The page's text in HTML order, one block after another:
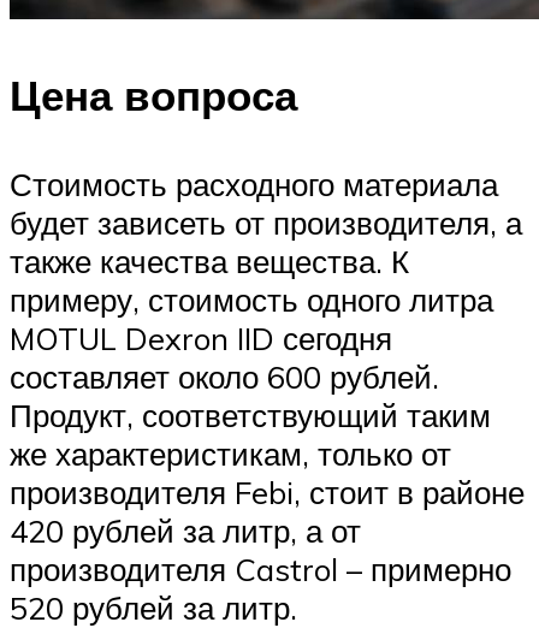
Цена вопроса
Стоимость расходного материала
будет зависеть от производителя, а
также качества вещества. К
примеру, стоимость одного литра
MOTUL Dexron IID сегодня
составляет около 600 рублей.
Продукт, соответствующий таким
же характеристикам, только от
производителя Febi, стоит в районе
420 рублей за литр, а от
производителя Castrol – примерно
520 рублей за литр.